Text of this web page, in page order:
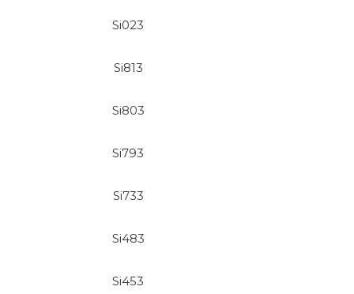
Si023
Si813
Si803
Si793
Si733
Si483
Si453